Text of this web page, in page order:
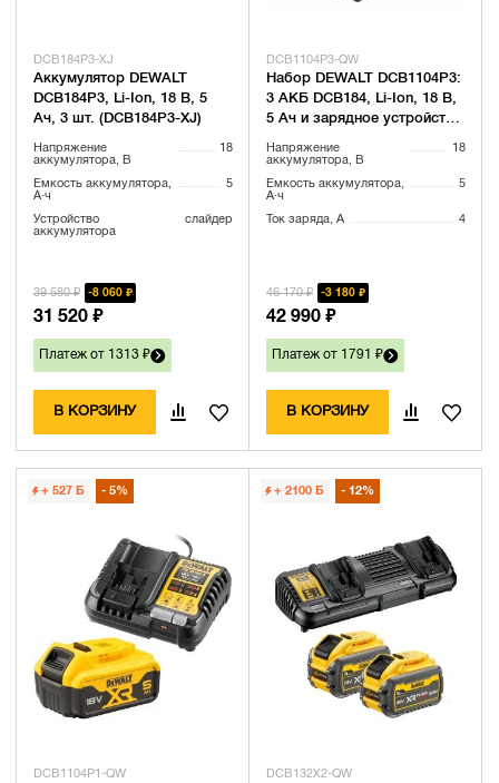
DCB184P3-XJ
Аккумулятор DEWALT
DCB184P3, Li-Ion, 18 В, 5
Ач, 3 шт. (DCB184P3-XJ)
Напряжение
аккумулятора, В
18
Емкость аккумулятора,
А·ч
5
Устройство
аккумулятора
слайдер
39 580 ₽ 8 060 ₽
31 520 ₽
Платеж от 1313 ₽
В КОРЗИНУ
DCB1104P3-QW
Набор DEWALT DCB1104P3:
3 АКБ DCB184, Li-Ion, 18 В,
5 Ач и зарядное устройство
(DCB1104P3-QW)
Напряжение
аккумулятора, В
18
Емкость аккумулятора,
А·ч
5
Ток заряда, А 4
46 170 ₽ 3 180 ₽
42 990 ₽
Платеж от 1791 ₽
В КОРЗИНУ
+ 527 Б 5%
DCB1104P1-QW
+ 2100 Б 12%
DCB132X2-QW